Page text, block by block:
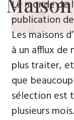
Le monde de
publication de
Les maisons
à un afflux de
plus traiter,
que
sélection est
plusieurs mois.